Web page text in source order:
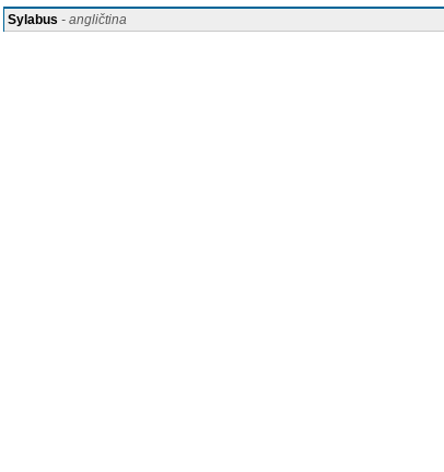
Sylabus - angličtina